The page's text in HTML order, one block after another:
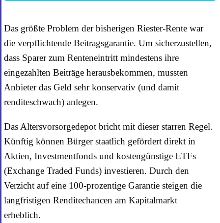
Das größte Problem der bisherigen Riester-Rente war
die verpflichtende Beitragsgarantie. Um sicherzustellen,
dass Sparer zum Renteneintritt mindestens ihre
eingezahlten Beiträge herausbekommen, mussten
Anbieter das Geld sehr konservativ (und damit
renditeschwach) anlegen.
Das Altersvorsorgedepot bricht mit dieser starren Regel.
Künftig können Bürger staatlich gefördert direkt in
Aktien, Investmentfonds und kostengünstige ETFs
(Exchange Traded Funds) investieren. Durch den
Verzicht auf eine 100-prozentige Garantie steigen die
langfristigen Renditechancen am Kapitalmarkt
erheblich.